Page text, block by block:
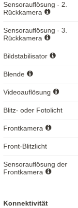
Sensorauflösung - 2.
Rückkamera
Sensorauflösung - 3.
Rückkamera
Bildstabilisator
Blende
Videoauflösung
Blitz- oder Fotolicht
Frontkamera
Front-Blitzlicht
Sensorauflösung der
Frontkamera
Konnektivität